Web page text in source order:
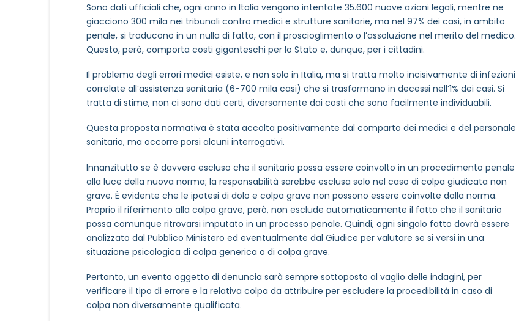
Sono dati ufficiali che, ogni anno in Italia vengono intentate 35.600 nuove azioni legali, mentre ne
giacciono 300 mila nei tribunali contro medici e strutture sanitarie, ma nel 97% dei casi, in ambito
penale, si traducono in un nulla di fatto, con il proscioglimento o l’assoluzione nel merito del medico.
Questo, però, comporta costi giganteschi per lo Stato e, dunque, per i cittadini.
Il problema degli errori medici esiste, e non solo in Italia, ma si tratta molto incisivamente di infezioni
correlate all’assistenza sanitaria (6-700 mila casi) che si trasformano in decessi nell’1% dei casi. Si
tratta di stime, non ci sono dati certi, diversamente dai costi che sono facilmente individuabili.
Questa proposta normativa è stata accolta positivamente dal comparto dei medici e del personale
sanitario, ma occorre porsi alcuni interrogativi.
Innanzitutto se è davvero escluso che il sanitario possa essere coinvolto in un procedimento penale
alla luce della nuova norma; la responsabilità sarebbe esclusa solo nel caso di colpa giudicata non
grave. È evidente che le ipotesi di dolo e colpa grave non possono essere coinvolte dalla norma.
Proprio il riferimento alla colpa grave, però, non esclude automaticamente il fatto che il sanitario
possa comunque ritrovarsi imputato in un processo penale. Quindi, ogni singolo fatto dovrà essere
analizzato dal Pubblico Ministero ed eventualmente dal Giudice per valutare se si versi in una
situazione psicologica di colpa generica o di colpa grave.
Pertanto, un evento oggetto di denuncia sarà sempre sottoposto al vaglio delle indagini, per
verificare il tipo di errore e la relativa colpa da attribuire per escludere la procedibilità in caso di
colpa non diversamente qualificata.
NOME STRUTTURA* MAIL REFERENTE